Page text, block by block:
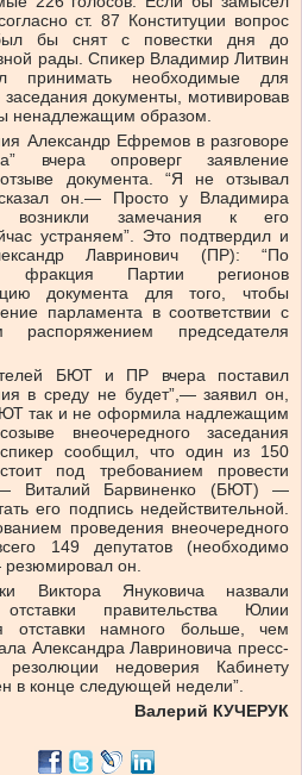
ст. 87 Конституции вопрос
был бы снят с повестки дня до
рады. Спикер Владимир Литвин
принимать необходимые для
документы, мотивировав
ненадлежащим образом.
Александр Ефремов в разговоре
вчера опроверг заявление
документа. “Я не отзывал
он.— Просто у Владимира
возникли замечания к его
устраняем”. Это подтвердил и
Лавринович (ПР): “По
фракция Партии регионов
документа для того, чтобы
парламента в соответствии с
распоряжением председателя
БЮТ и ПР вчера поставил
в среду не будет”,— заявил он,
так и не оформила надлежащим
внеочередного заседания
сообщил, что один из 150
под требованием провести
Виталий Барвиненко (БЮТ) —
его подпись недействительной.
проведения внеочередного
149 депутатов (необходимо
он.
Виктора Януковича назвали
правительства Юлии
отставки намного больше, чем
Александра Лавриновича пресс-
недоверия Кабинету
в конце следующей недели”.
Валерий КУЧЕРУК